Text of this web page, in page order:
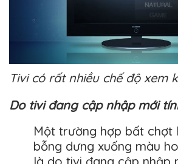
Tivi có rất nhiều chế độ xem
Do tivi đang cập nhập mới
Một trường hợp bất chợt
bỗng dưng xuống màu